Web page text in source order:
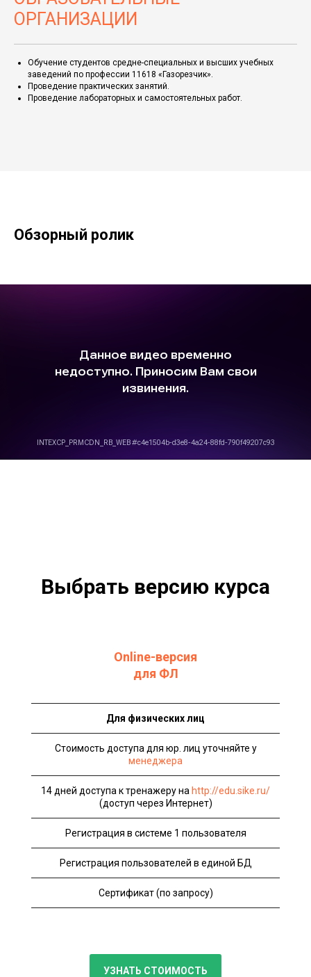
ОРГАНИЗАЦИИ
Обучение студентов средне-специальных и высших учебных
заведений по профессии 11618 «Газорезчик».
Проведение практических занятий.
Проведение лабораторных и самостоятельных работ.
Обзорный ролик
Выбрать версию курса
Online-версия
для ФЛ
Для физических лиц
Стоимость доступа для юр. лиц уточняйте у
менеджера
14 дней доступа к тренажеру на http://edu.sike.ru/
(доступ через Интернет)
Регистрация в системе 1 пользователя
Регистрация пользователей в единой БД
Сертификат (по запросу)
УЗНАТЬ СТОИМОСТЬ